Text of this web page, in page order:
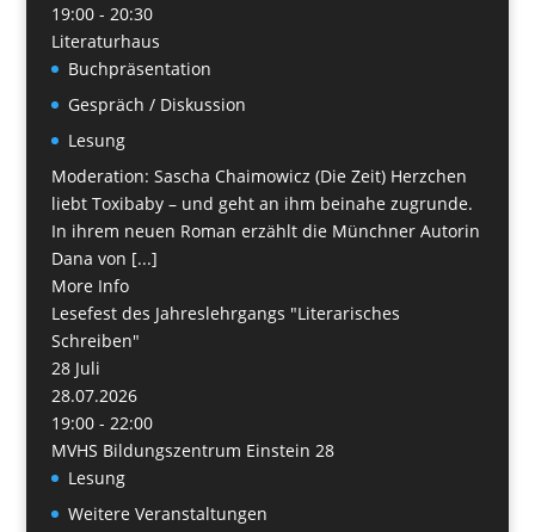
19:00 - 20:30
Literaturhaus
Buchpräsentation
Gespräch / Diskussion
Lesung
Moderation: Sascha Chaimowicz (Die Zeit) Herzchen
liebt Toxibaby – und geht an ihm beinahe zugrunde.
In ihrem neuen Roman erzählt die Münchner Autorin
Dana von [...]
More Info
Lesefest des Jahreslehrgangs "Literarisches
Schreiben"
28 Juli
28.07.2026
19:00 - 22:00
MVHS Bildungszentrum Einstein 28
Lesung
Weitere Veranstaltungen